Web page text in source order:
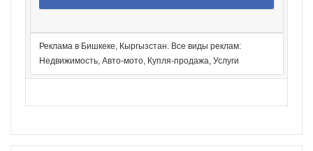
Реклама в Бишкеке, Кыргызстан. Все виды реклам:
Недвижимость, Авто-мото, Купля-продажа, Услуги